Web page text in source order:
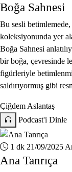
Boğa Sahnesi
Bu sesli
koleksiyonunda yer
Boğa Sahnesi
bir boğa, çevresinde
figürleriyle
saldırıyormuş gibi
Çiğdem Aslantaş
Podcast'i Dinle
1 dk 21/09/2025
Ana Tanrıça